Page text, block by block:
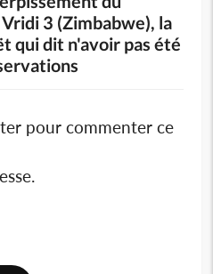
3 (Zimbabwe), la
qui dit n'avoir pas été
pour commenter ce